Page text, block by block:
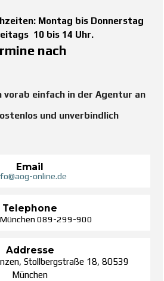
Montag bis Donnerstag
10 bis 14 Uhr.
nach
vorab einfach in der Agentur an
und unverbindlich
Email
online.de
Telephone
089-299-900
Addresse
Stollbergstraße 18, 80539
München